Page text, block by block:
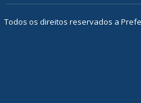
Todos os direitos reservados a